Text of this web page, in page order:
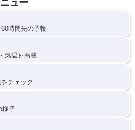
ュー
時間先の予報
気温を掲載
チェック
様子